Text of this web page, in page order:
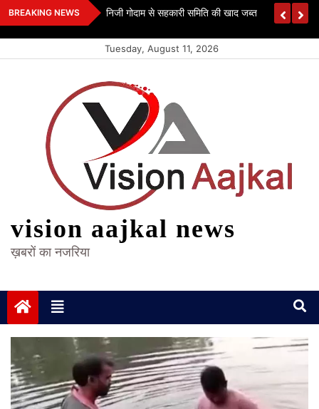
Skip
to
BREAKING NEWS निजी गोदाम से सहकारी समिति की खाद जब्त
Tuesday, August 11, 2026
vision aajkal news
ख़बरों का नजरिया